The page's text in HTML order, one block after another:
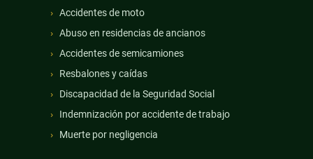
Accidentes de moto
Abuso en residencias de ancianos
Accidentes de semicamiones
Resbalones y caídas
Discapacidad de la Seguridad Social
Indemnización por accidente de trabajo
Muerte por negligencia